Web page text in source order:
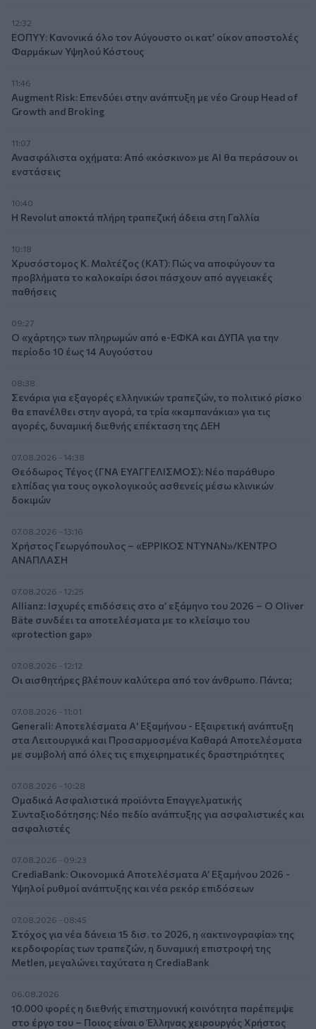
12:32
ΕΟΠΥΥ: Κανονικά όλο τον Αύγουστο οι κατ’ οίκον αποστολές
Φαρμάκων Υψηλού Κόστους
11:46
Augment Risk: Επενδύει στην ανάπτυξη με νέο Group Head of
Growth and Broking
11:07
Ανασφάλιστα οχήματα: Από «κόσκινο» με AI θα περάσουν οι
ενστάσεις
10:40
Η Revolut αποκτά πλήρη τραπεζική άδεια στη Γαλλία
10:18
Χρυσόστομος Κ. Μαλτέζος (ΚΑΤ): Πώς να αποφύγουν τα
προβλήματα το καλοκαίρι όσοι πάσχουν από αγγειακές
παθήσεις
09:27
Ο «χάρτης» των πληρωμών από e-ΕΦΚΑ και ΔΥΠΑ για την
περίοδο 10 έως 14 Αυγούστου
08:38
Σενάρια για εξαγορές ελληνικών τραπεζών, το πολιτικό ρίσκο
θα επανέλθει στην αγορά, τα τρία «καμπανάκια» για τις
αγορές, δυναμική διεθνής επέκταση της ΔΕΗ
07.08.2026 - 14:38
Θεόδωρος Τέγος (ΓΝΑ ΕΥΑΓΓΕΛΙΣΜΟΣ): Νέο παράθυρο
ελπίδας για τους ογκολογικούς ασθενείς μέσω κλινικών
δοκιμών
07.08.2026 - 13:16
Χρήστος Γεωργόπουλος – «ΕΡΡΙΚΟΣ ΝΤΥΝΑΝ»/ΚΕΝΤΡΟ
ΑΝΑΠΛΑΣΗ
07.08.2026 - 12:25
Allianz: Ισχυρές επιδόσεις στο α’ εξάμηνο του 2026 – Ο Oliver
Bäte συνδέει τα αποτελέσματα με το κλείσιμο του
«protection gap»
07.08.2026 - 12:12
Οι αισθητήρες βλέπουν καλύτερα από τον άνθρωπο. Πάντα;
07.08.2026 - 11:01
Generali: Αποτελέσματα Α' Εξαμήνου - Εξαιρετική ανάπτυξη
στα Λειτουργικά και Προσαρμοσμένα Καθαρά Αποτελέσματα
με συμβολή από όλες τις επιχειρηματικές δραστηριότητες
07.08.2026 - 10:28
Ομαδικά Ασφαλιστικά προϊόντα Επαγγελματικής
Συνταξιοδότησης: Νέο πεδίο ανάπτυξης για ασφαλιστικές και
ασφαλιστές
07.08.2026 - 09:23
CrediaBank: Οικονομικά Αποτελέσματα A’ Εξαμήνου 2026 -
Υψηλοί ρυθμοί ανάπτυξης και νέα ρεκόρ επιδόσεων
07.08.2026 - 08:45
Στόχος για νέα δάνεια 15 δισ. το 2026, η «ακτινογραφία» της
κερδοφορίας των τραπεζών, η δυναμική επιστροφή της
Metlen, μεγαλώνει ταχύτατα η CrediaBank
06.08.2026
10.000 φορές η διεθνής επιστημονική κοινότητα παρέπεμψε
στο έργο του – Ποιος είναι ο Έλληνας χειρουργός Χρήστος